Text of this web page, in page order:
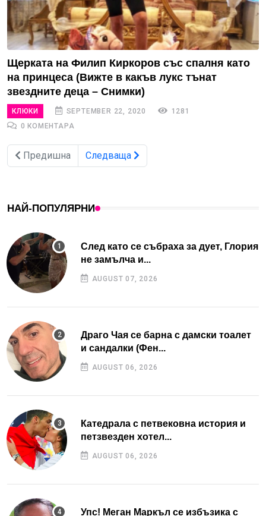
Щерката на Филип Киркоров със спалня като
на принцеса (Вижте в какъв лукс тънат
звездните деца – Снимки)
КЛЮКИ SEPTEMBER 22, 2020
1281
0 КОМЕНТАРА
Предишна Следваща
НАЙ-ПОПУЛЯРНИ
След като се събраха за дует, Глория
не замълча и...
AUGUST 07, 2026
Драго Чая се барна с дамски тоалет
и сандалки (Фен...
AUGUST 06, 2026
Катедрала с петвековна история и
петзвезден хотел...
AUGUST 06, 2026
Упс! Меган Маркъл се избъзика с